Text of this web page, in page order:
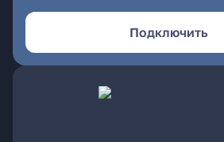
Подключить